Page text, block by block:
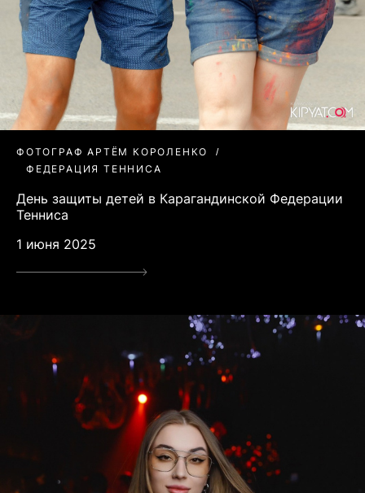
ФОТОГРАФ АРТЁМ КОРОЛЕНКО
ФЕДЕРАЦИЯ ТЕННИСА
День защиты детей в Карагандинской Федерации
Тенниса
1 июня 2025